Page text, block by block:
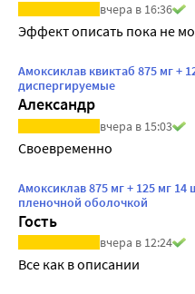
вчера в 16:36
Эффект описать пока не
Амоксиклав квиктаб 875 мг +
диспергируемые
Александр
вчера в 15:03
Своевременно
Амоксиклав 875 мг + 125 мг
пленочной оболочкой
Гость
вчера в 12:24
Все как в описании